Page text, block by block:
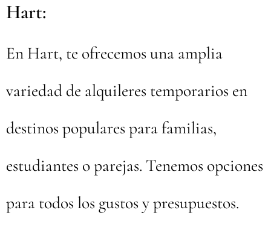
Hart:
En Hart, te ofrecemos una amplia
variedad de alquileres temporarios en
destinos populares para familias,
estudiantes o parejas. Tenemos opciones
para todos los gustos y presupuestos.